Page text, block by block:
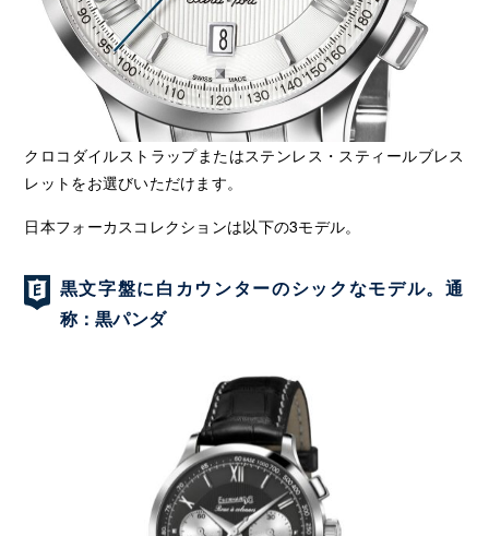
クロコダイルストラップまたはステンレス・スティールブレス
レットをお選びいただけます。
日本フォーカスコレクションは以下の3モデル。
黒文字盤に白カウンターのシックなモデル。通
称：黒パンダ